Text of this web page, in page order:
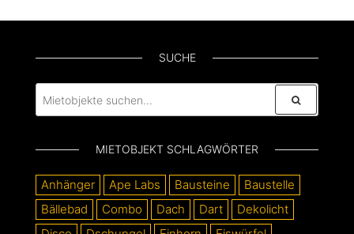
SUCHE
MIETOBJEKT SCHLAGWÖRTER
Anhänger Ape Labs Bausteine
Baustelle
Bällebad
Combo Dach Dart
Dekolicht